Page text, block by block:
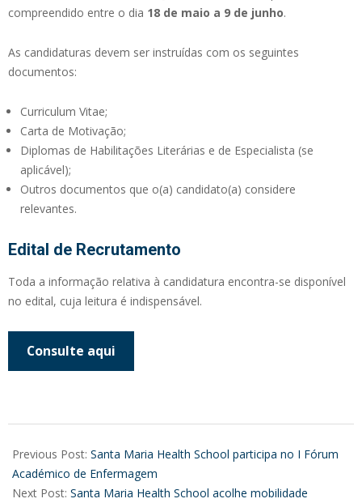
compreendido entre o dia 18 de maio a 9 de junho.
As candidaturas devem ser instruídas com os seguintes
documentos:
Curriculum Vitae;
Carta de Motivação;
Diplomas de Habilitações Literárias e de Especialista (se
aplicável);
Outros documentos que o(a) candidato(a) considere
relevantes.
Edital de Recrutamento
Toda a informação relativa à candidatura encontra-se disponível
no edital, cuja leitura é indispensável.
Consulte aqui
05-
18
Previous Post: Santa Maria Health School participa no I Fórum
Académico de Enfermagem
Next Post: Santa Maria Health School acolhe mobilidade